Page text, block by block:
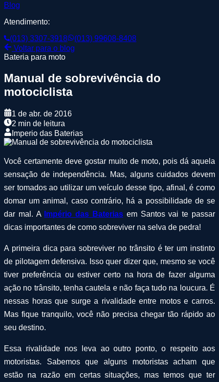
Blog
Atendimento:
(013) 3307-3918
(013) 99608-8408
Voltar para o blog
Bateria para moto
Manual de sobrevivência do
motociclista
1 de abr. de 2016
2 min de leitura
Imperio das Baterias
Você certamente deve gostar muito de moto, pois dá aquela
sensação de independência. Mas, alguns cuidados devem
ser tomados ao utilizar um veículo desse tipo, afinal, é como
domar um animal, caso contrário, há a possibilidade de se
dar mal. A Império das Baterias em Santos vai te passar
dicas importantes de como sobreviver na selva de pedra!
A primeira dica para sobreviver no trânsito é ter um instinto
de pilotagem defensiva. Isso quer dizer que, mesmo se você
tiver preferência ou estiver certo na hora de fazer alguma
ação no trânsito, tenha cautela e não faça tudo na loucura. É
nessas horas que surge a rivalidade entre motos e carros.
Mas fique tranquilo, você não precisa chegar tão rápido ao
seu destino.
Essa rivalidade nos leva ao outro ponto, o respeito aos
motoristas. Sabemos que alguns motoristas acham que
estão na razão em certas situações, mas temos que ter